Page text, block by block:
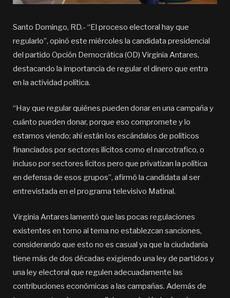
Santo Domingo, RD.- “El proceso electoral hay que
regularlo”, opinó este miércoles la candidata presidencial
del partido Opción Democrática (OD) Virginia Antares,
destacando la importancia de regular el dinero que entra
en la actividad política.
“Hay que regular quiénes pueden donar en una campaña y
cuánto pueden donar, porque eso compromete y lo
estamos viendo; ahí están los escándalos de políticos
financiados por sectores ilícitos como el narcotrafico, o
incluso por sectores lícitos pero que privatizan la política
en defensa de esos grupos”, afirmó la candidata al ser
entrevistada en el programa televisivo Matinal.
Virginia Antares lamentó que las pocas regulaciones
existentes en torno al tema no establezcan sanciones,
considerando que esto no es casual ya que la ciudadanía
tiene más de dos décadas exigiendo una ley de partidos y
una ley electoral que regulen adecuadamente las
contribuciones económicas a las campañas. Además de